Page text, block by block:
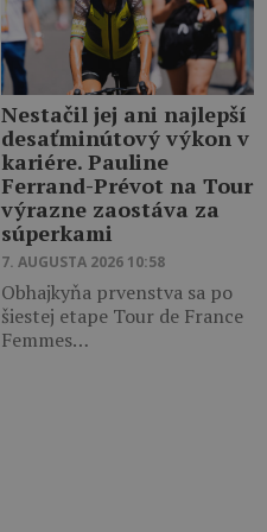
Nestačil jej ani najlepší
desaťminútový výkon v
kariére. Pauline
Ferrand-Prévot na Tour
výrazne zaostáva za
súperkami
7. AUGUSTA 2026 10:58
Obhajkyňa prvenstva sa po
šiestej etape Tour de France
Femmes…